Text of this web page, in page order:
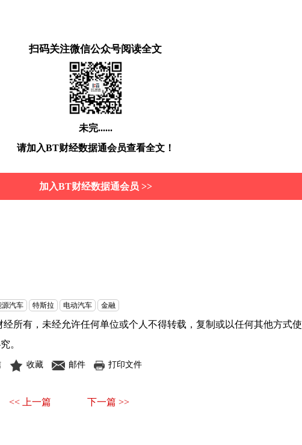
扫码关注微信公众号阅读全文
未完......
请加入BT财经数据通会员查看全文！
加入BT财经数据通会员 >>
源汽车 特斯拉 电动汽车 金融
经所有，未经允许任何单位或个人不得转载，复制或以任何其他方式使
。
收藏 邮件 打印文件
<< 上一篇 下一篇 >>